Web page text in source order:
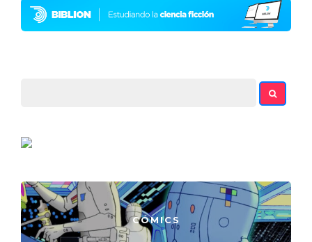
CÓMICS